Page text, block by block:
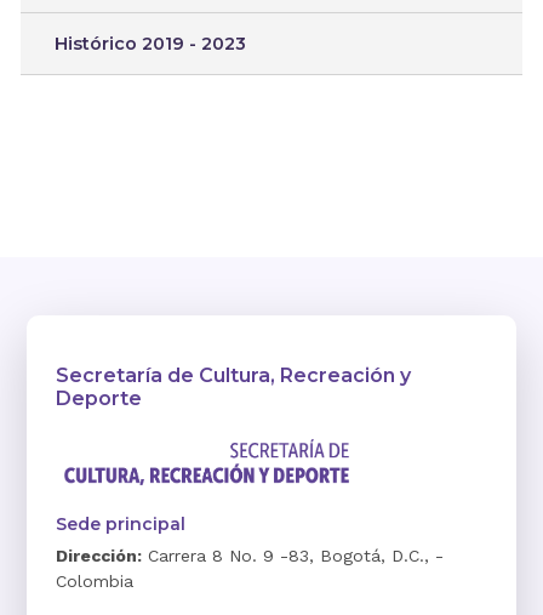
Histórico 2019 - 2023
Secretaría de Cultura, Recreación y
Deporte
Sede principal
Dirección: Carrera 8 No. 9 -83, Bogotá, D.C., -
Colombia